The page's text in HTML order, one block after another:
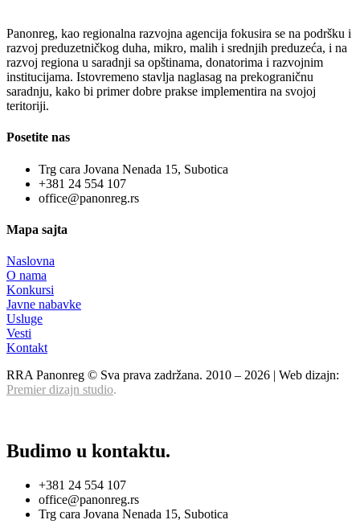
Panonreg, kao regionalna razvojna agencija fokusira se na podršku i
razvoj preduzetničkog duha, mikro, malih i srednjih preduzeća, i na
razvoj regiona u saradnji sa opštinama, donatorima i razvojnim
institucijama. Istovremeno stavlja naglasag na prekograničnu
saradnju, kako bi primer dobre prakse implementira na svojoj
teritoriji.
Posetite nas
Trg cara Jovana Nenada 15, Subotica
+381 24 554 107
office@panonreg.rs
Mapa sajta
Naslovna
O nama
Konkursi
Javne nabavke
Usluge
Vesti
Kontakt
RRA Panonreg © Sva prava zadržana. 2010 – 2026 | Web dizajn:
Premier dizajn studio.
Budimo u kontaktu.
+381 24 554 107
office@panonreg.rs
Trg cara Jovana Nenada 15, Subotica